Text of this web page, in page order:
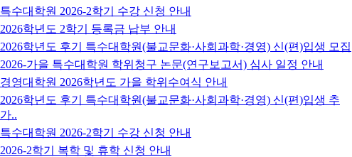
특수대학원 2026-2학기 수강 신청 안내
2026학년도 2학기 등록금 납부 안내
2026학년도 후기 특수대학원(불교문화·사회과학·경영) 신(편)입생 모집
2026-가을 특수대학원 학위청구 논문(연구보고서) 심사 일정 안내
경영대학원 2026학년도 가을 학위수여식 안내
2026학년도 후기 특수대학원(불교문화·사회과학·경영) 신(편)입생 추
가..
특수대학원 2026-2학기 수강 신청 안내
2026-2학기 복학 및 휴학 신청 안내